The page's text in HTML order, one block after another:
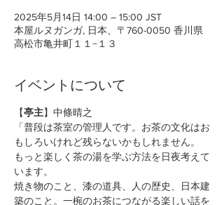
2025年5月14日 14:00 – 15:00 JST
本屋ルヌガンガ, 日本、〒760-0050 香川県
高松市亀井町１１−１３
イベントについて
【亭主】中條晴之
「普段は茶室の管理人です。お茶の文化はお
もしろいけれど残らないかもしれません。
もっと楽しく茶の湯を学ぶ方法を日夜考えて
います。
焼き物のこと、漆の道具、人の歴史、日本建
築のこと。一椀のお茶につながる楽しい話を